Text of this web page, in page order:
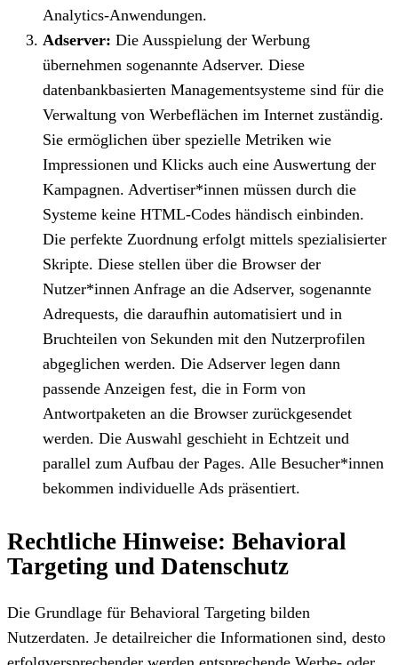
Analytics-Anwendungen.
Adserver: Die Ausspielung der Werbung
übernehmen sogenannte Adserver. Diese
datenbankbasierten Managementsysteme sind für die
Verwaltung von Werbeflächen im Internet zuständig.
Sie ermöglichen über spezielle Metriken wie
Impressionen und Klicks auch eine Auswertung der
Kampagnen. Advertiser*innen müssen durch die
Systeme keine HTML-Codes händisch einbinden.
Die perfekte Zuordnung erfolgt mittels spezialisierter
Skripte. Diese stellen über die Browser der
Nutzer*innen Anfrage an die Adserver, sogenannte
Adrequests, die daraufhin automatisiert und in
Bruchteilen von Sekunden mit den Nutzerprofilen
abgeglichen werden. Die Adserver legen dann
passende Anzeigen fest, die in Form von
Antwortpaketen an die Browser zurückgesendet
werden. Die Auswahl geschieht in Echtzeit und
parallel zum Aufbau der Pages. Alle Besucher*innen
bekommen individuelle Ads präsentiert.
Rechtliche Hinweise: Behavioral
Targeting und Datenschutz
Die Grundlage für Behavioral Targeting bilden
Nutzerdaten. Je detailreicher die Informationen sind, desto